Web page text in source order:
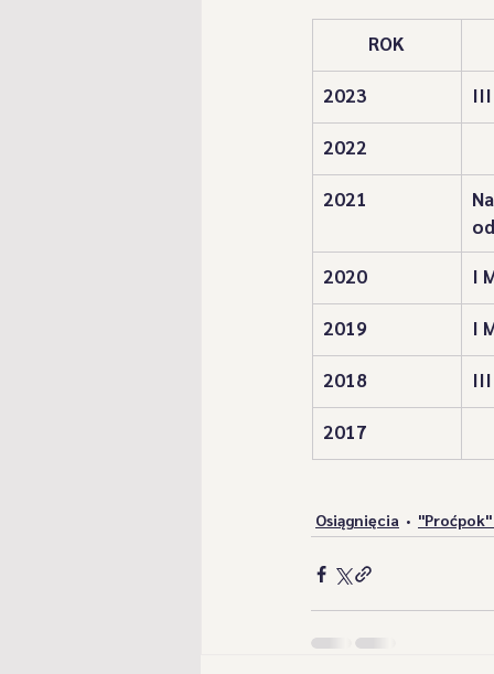
"Przebierańcy spod Klimowej
"Romanka" z Żabnicy
Postacie Szlachciców
​ROK
2023 III
2022
2021
2020 I
2019 I
2018 III
​2017
Osiągnięcia